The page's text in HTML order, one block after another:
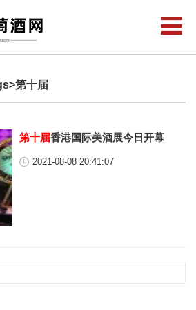
第十届
第十届香港国际美酒展今日开幕
2021-08-08 20:41:07